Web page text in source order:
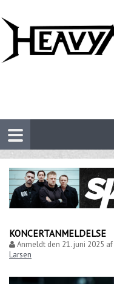
KONCERTANMELDELSE
Anmeldt den 21. juni 2025 af
Larsen